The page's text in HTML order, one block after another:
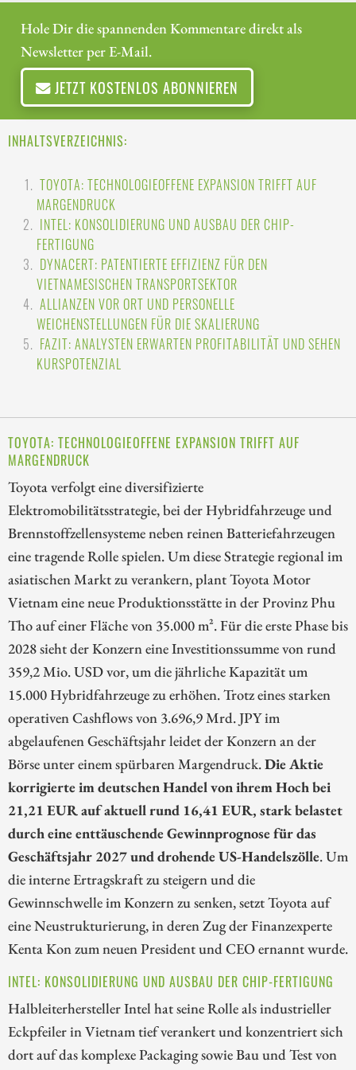
Hole Dir die spannenden Kommentare direkt als
Newsletter per E-Mail.
JETZT KOSTENLOS ABONNIEREN
INHALTSVERZEICHNIS:
TOYOTA: TECHNOLOGIEOFFENE EXPANSION TRIFFT AUF
MARGENDRUCK
INTEL: KONSOLIDIERUNG UND AUSBAU DER CHIP-
FERTIGUNG
DYNACERT: PATENTIERTE EFFIZIENZ FÜR DEN
VIETNAMESISCHEN TRANSPORTSEKTOR
ALLIANZEN VOR ORT UND PERSONELLE
WEICHENSTELLUNGEN FÜR DIE SKALIERUNG
FAZIT: ANALYSTEN ERWARTEN PROFITABILITÄT UND SEHEN
KURSPOTENZIAL
TOYOTA: TECHNOLOGIEOFFENE EXPANSION TRIFFT AUF
MARGENDRUCK
Toyota verfolgt eine diversifizierte
Elektromobilitätsstrategie, bei der Hybridfahrzeuge und
Brennstoffzellensysteme neben reinen Batteriefahrzeugen
eine tragende Rolle spielen. Um diese Strategie regional im
asiatischen Markt zu verankern, plant Toyota Motor
Vietnam eine neue Produktionsstätte in der Provinz Phu
Tho auf einer Fläche von 35.000 m². Für die erste Phase bis
2028 sieht der Konzern eine Investitionssumme von rund
359,2 Mio. USD vor, um die jährliche Kapazität um
15.000 Hybridfahrzeuge zu erhöhen. Trotz eines starken
operativen Cashflows von 3.696,9 Mrd. JPY im
abgelaufenen Geschäftsjahr leidet der Konzern an der
Börse unter einem spürbaren Margendruck.Die Aktie
korrigierte im deutschen Handel von ihrem Hoch bei
21,21 EUR auf aktuell rund 16,41 EUR, stark belastet
durch eine enttäuschende Gewinnprognose für das
Geschäftsjahr 2027 und drohende US-Handelszölle. Um
die interne Ertragskraft zu steigern und die
Gewinnschwelle im Konzern zu senken, setzt Toyota auf
eine Neustrukturierung, in deren Zug der Finanzexperte
Kenta Kon zum neuen President und CEO ernannt wurde.
INTEL: KONSOLIDIERUNG UND AUSBAU DER CHIP-FERTIGUNG
Halbleiterhersteller Intel hat seine Rolle als industrieller
Eckpfeiler in Vietnam tief verankert und konzentriert sich
dort auf das komplexe Packaging sowie Bau und Test von